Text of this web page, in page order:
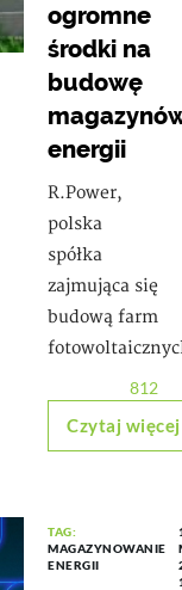
ogromne
środki na
budowę
energii
R.Power,
polska
spółka
zajmująca się
budową farm
812
Czytaj więcej
TAG:
MAGAZYNOWANIE
ENERGII